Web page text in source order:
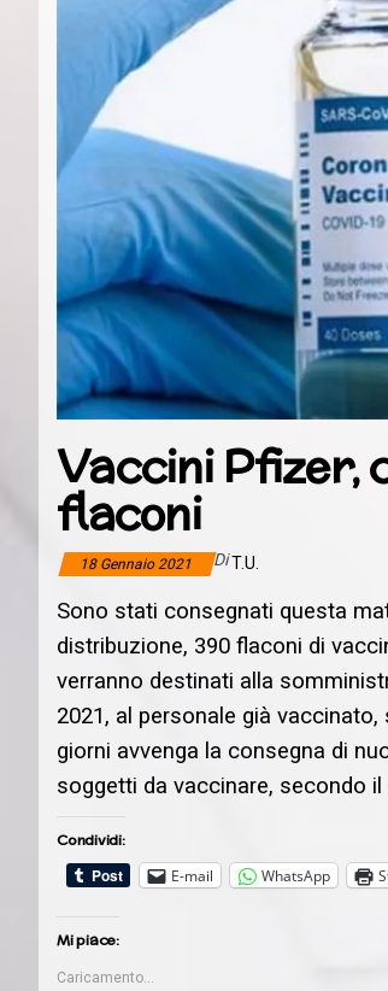
Vaccini Pfizer,
flaconi
18 Gennaio 2021 DiT.U.
Sono stati consegnati questa
distribuzione, 390 flaconi di
verranno destinati alla
2021, al personale già
giorni avvenga la consegna di
soggetti da vaccinare, secondo
Condividi:
E-mail
WhatsApp
Mi piace:
Caricamento...